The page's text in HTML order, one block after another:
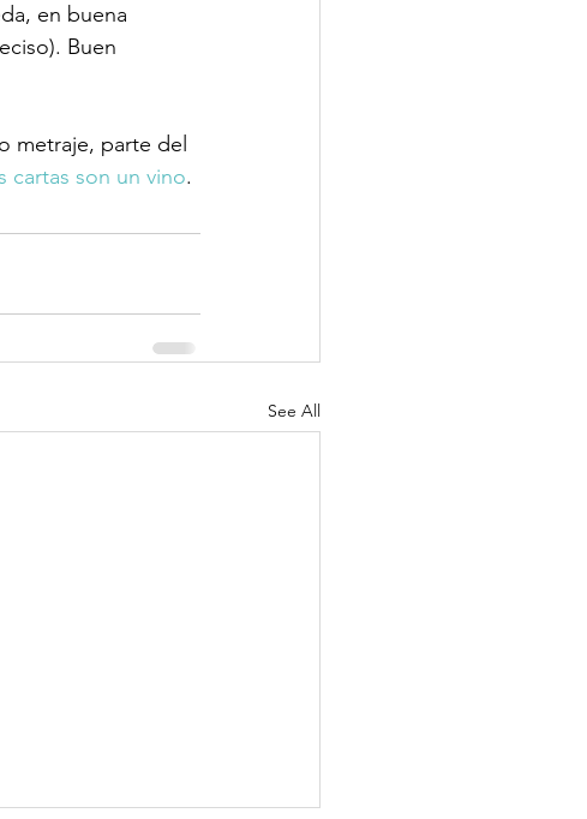
en buena
Buen
metraje, parte del
cartas son un vino.
See All